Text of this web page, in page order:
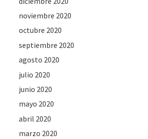
noviembre 2020
octubre 2020
septiembre 2020
agosto 2020
julio 2020
junio 2020
mayo 2020
abril 2020
marzo 2020